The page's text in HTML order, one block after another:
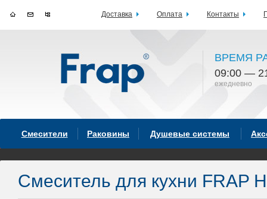
ВРЕМЯ
09:00 —
ежедневно
Смесители Раковины Душевые системы
Смеситель для кухни FRAP
Доставка Оплата Контакты